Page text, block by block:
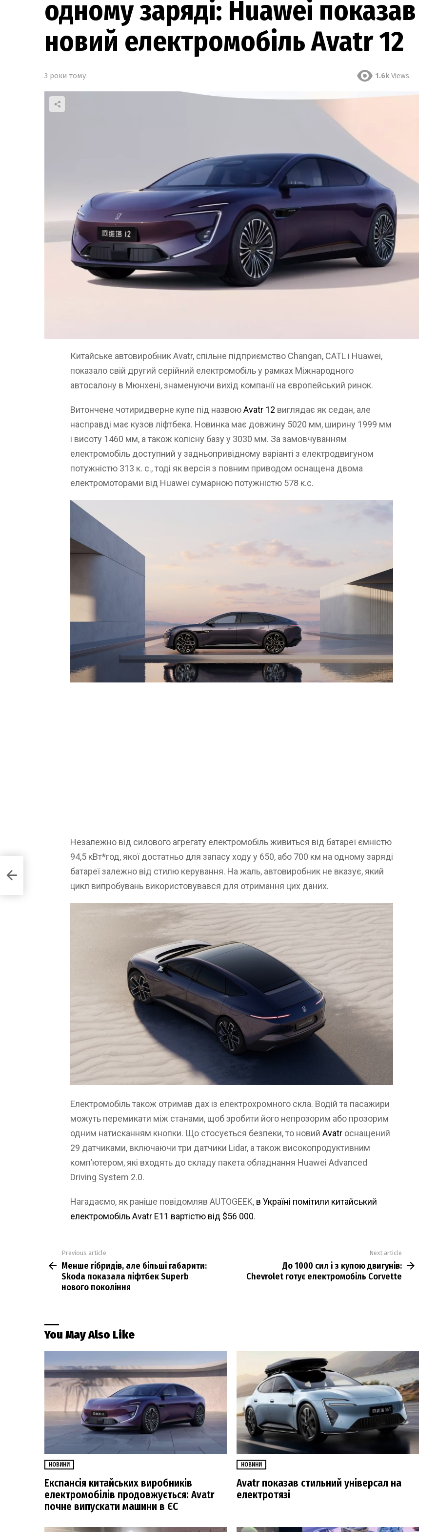
одному заряді: Huawei показав
новий електромобіль Avatr 12
3 роки тому 1.6k Views
Китайське автовиробник Avatr, спільне підприємство Changan, CATL і Huawei,
показало свій другий серійний електромобіль у рамках Міжнародного
автосалону в Мюнхені, знаменуючи вихід компанії на європейський ринок.
Витончене чотиридверне купе під назвоюAvatr 12 виглядає як седан, але
насправді має кузов ліфтбека. Новинка має довжину 5020 мм, ширину 1999 мм
і висоту 1460 мм, а також колісну базу у 3030 мм. За замовчуванням
електромобіль доступний у задньопривідному варіанті з електродвигуном
потужністю 313 к. с., тоді як версія з повним приводом оснащена двома
електромоторами від Huawei сумарною потужністю 578 к.с.
Незалежно від силового агрегату електромобіль живиться від батареї ємністю
94,5 кВт*год, якої достатньо для запасу ходу у 650, або 700 км на одному заряді
батареї залежно від стилю керування. На жаль, автовиробник не вказує, який
цикл випробувань використовувався для отримання цих даних.
Електромобіль також отримав дах із електрохромного скла. Водій та пасажири
можуть перемикати між станами, щоб зробити його непрозорим або прозорим
одним натисканням кнопки. Що стосується безпеки, то новий Avatr оснащений
29 датчиками, включаючи три датчики Lidar, а також високопродуктивним
комп’ютером, які входять до складу пакета обладнання Huawei Advanced
Driving System 2.0.
Нагадаємо, як раніше повідомляв AUTOGEEK, в Україні помітили китайський
електромобіль Avatr E11 вартістю від $56 000.
more
Previous article
Менше гібридів, але більші габарити:
Skoda показала ліфтбек Superb
нового покоління
Next article
До 1000 сил і з купою двигунів:
Chevrolet готує електромобіль Corvette
You May Also Like
НОВИНИ
Експансія китайських виробників
електромобілів продовжується: Avatr
почне випускати машини в ЄС
НОВИНИ
Avatr показав стильний універсал на
електротязі